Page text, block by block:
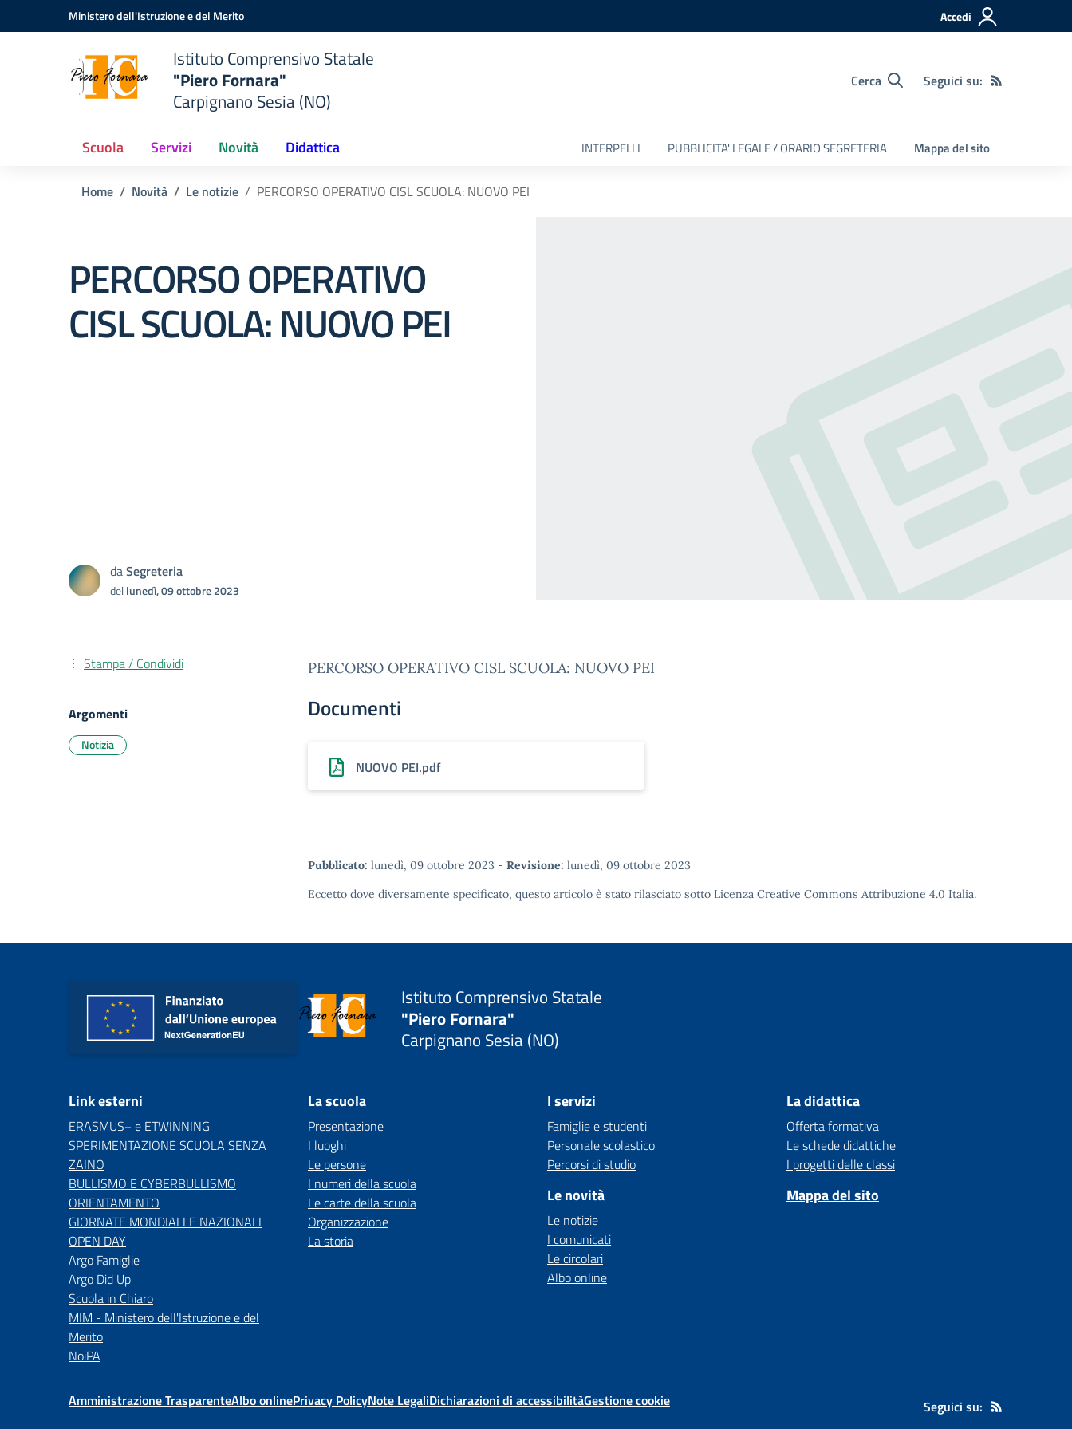
Vai ai contenuti
Vai al menu di navigazioneMinistero dell'Istruzione e del Merito Accedi
Istituto Comprensivo Statale
"Piero Fornara"
Carpignano Sesia (NO)
Cerca Seguici su:
Scuola Servizi Novità Didattica INTERPELLI PUBBLICITA' LEGALE / ORARIO SEGRETERIA Mappa del sito
Home Novità Le notizie PERCORSO OPERATIVO CISL SCUOLA: NUOVO PEI
PERCORSO OPERATIVO
CISL SCUOLA: NUOVO PEI
daSegreteria
dellunedì, 09 ottobre 2023
PERCORSO OPERATIVO CISL SCUOLA: NUOVO PEI
Documenti
NUOVO PEI.pdf
Pubblicato: lunedì, 09 ottobre 2023 - Revisione: lunedì, 09 ottobre 2023
Eccetto dove diversamente specificato, questo articolo è stato rilasciato sotto Licenza Creative Commons Attribuzione 4.0 Italia.
Stampa / Condividi
Argomenti
Notizia
Istituto Comprensivo Statale
"Piero Fornara"
Carpignano Sesia (NO)
Link esterni
ERASMUS+ e ETWINNING
SPERIMENTAZIONE SCUOLA SENZA
ZAINO
BULLISMO E CYBERBULLISMO
ORIENTAMENTO
GIORNATE MONDIALI E NAZIONALI
OPEN DAY
Argo Famiglie
Argo Did Up
Scuola in Chiaro
MIM - Ministero dell'Istruzione e del
Merito
NoiPA
La scuola
Presentazione
I luoghi
Le persone
I numeri della scuola
Le carte della scuola
Organizzazione
La storia
I servizi
Famiglie e studenti
Personale scolastico
Percorsi di studio
Le novità
Le notizie
I comunicati
Le circolari
Albo online
La didattica
Offerta formativa
Le schede didattiche
I progetti delle classi
Mappa del sito
Amministrazione TrasparenteAlbo onlinePrivacy PolicyNote LegaliDichiarazioni di accessibilitàGestione cookie Seguici su: